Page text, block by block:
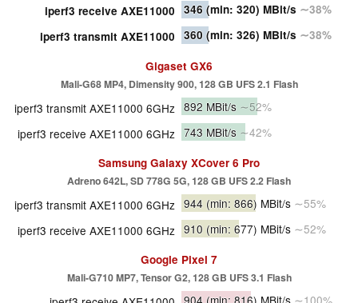
iperf3 receive AXE11000 346 (min: 320) MBit/s ∼38%
iperf3 transmit AXE11000
360 (min: 326) MBit/s ∼38%
Gigaset GX6
Mali-G68 MP4, Dimensity 900, 128 GB UFS 2.1 Flash
iperf3 transmit AXE11000 6GHz 892 MBit/s ∼52%
iperf3 receive AXE11000 6GHz 743 MBit/s ∼42%
Samsung Galaxy XCover 6 Pro
Adreno 642L, SD 778G 5G, 128 GB UFS 2.2 Flash
iperf3 transmit AXE11000 6GHz 944 (min: 866) MBit/s ∼55%
iperf3 receive AXE11000 6GHz 910 (min: 677) MBit/s ∼52%
Google Pixel 7
Mali-G710 MP7, Tensor G2, 128 GB UFS 3.1 Flash
904 (min: 816) MBit/s ∼100%